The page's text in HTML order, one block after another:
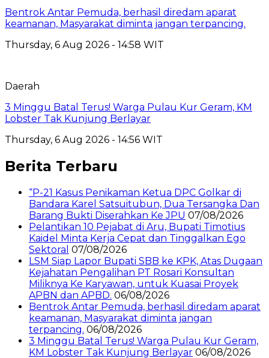
Bentrok Antar Pemuda, berhasil diredam aparat
keamanan, Masyarakat diminta jangan terpancing.
Thursday, 6 Aug 2026 - 14:58 WIT
Daerah
3 Minggu Batal Terus! Warga Pulau Kur Geram, KM
Lobster Tak Kunjung Berlayar
Thursday, 6 Aug 2026 - 14:56 WIT
Berita Terbaru
“P-21 Kasus Penikaman Ketua DPC Golkar di
Bandara Karel Satsuitubun, Dua Tersangka Dan
Barang Bukti Diserahkan Ke JPU 07/08/2026
Pelantikan 10 Pejabat di Aru, Bupati Timotius
Kaidel Minta Kerja Cepat dan Tinggalkan Ego
Sektoral 07/08/2026
LSM Siap Lapor Bupati SBB ke KPK, Atas Dugaan
Kejahatan Pengalihan PT Rosari Konsultan
Miliknya Ke Karyawan, untuk Kuasai Proyek
APBN dan APBD. 06/08/2026
Bentrok Antar Pemuda, berhasil diredam aparat
keamanan, Masyarakat diminta jangan
terpancing. 06/08/2026
3 Minggu Batal Terus! Warga Pulau Kur Geram,
KM Lobster Tak Kunjung Berlayar 06/08/2026